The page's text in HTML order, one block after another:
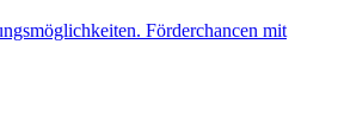
Förderchancen mit